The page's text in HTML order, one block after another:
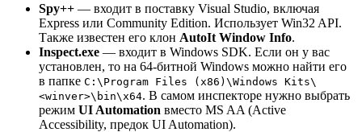
Spy++ — входит в поставку Visual Studio, включая
Express или Community Edition. Использует Win32 API.
Также известен его клон AutoIt Window Info.
Inspect.exe — входит в Windows SDK. Если он у вас
установлен, то на 64-битной Windows можно найти его
в папке C:\Program Files (x86)\Windows Kits\
<winver>\bin\x64. В самом инспекторе нужно выбрать
режим UI Automation вместо MS AA (Active
Accessibility, предок UI Automation).